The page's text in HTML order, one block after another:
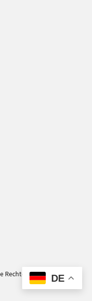
Rechte vorbehalten.
DE